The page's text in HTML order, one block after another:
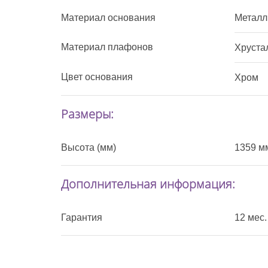
Материал основания Металл
Материал плафонов
Цвет основания Хром
Размеры:
Высота (мм) 1359
Дополнительная информация:
Гарантия 12 мес.